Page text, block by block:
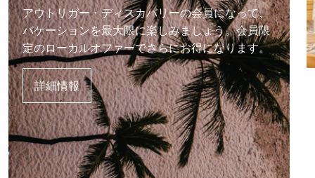
アウトリガー・ディスカバリーの会員になって、
バケーションを最大限に楽しみましょう。会員限
定のローカルオファーでさらにお得になります。
詳細情報